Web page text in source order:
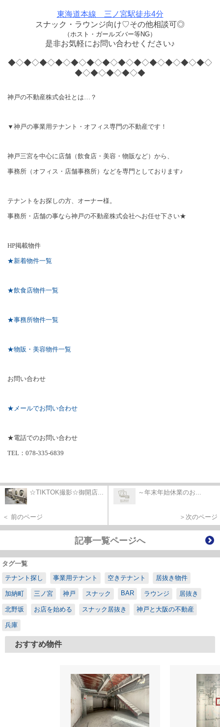
東海道本線 三ノ宮駅徒歩4分
スナック・ラウンジ向け♡その他相談可◎
（ホスト・ガールズバー等NG）
是非お気軽にお問い合わせください♪
◆◇◆◇◆◇◆◇◆◇◆◇◆◇◆◇◆◇◆◇◆◇◆◇◆◇
◆◇◆◇◆◇◆◇◆
神戸の不動産株式会社とは…？
▼神戸の事業用テナント・オフィス専門の不動産です！
神戸三宮を中心に店舗（飲食店・美容・物販など）から、
事務所（オフィス・店舗事務所）などを専門としております♪
テナントをお探しの方、オーナー様。
事務所・店舗の事なら神戸の不動産株式会社へお任せ下さい★
HP掲載物件
★新着物件一覧
★飲食店物件一覧
★事務所物件一覧
★物販・美容物件一覧
お問い合わせ
★メールでお問い合わせ
★電話でのお問い合わせ
TEL ： 078-335-6839
☆TIKTOK撮影☆御開店...
＜ 前のページ
～年末年始休業のお...
＞次のページ
記事一覧ページへ
タグ一覧
テナント探し
事業用テナント 空きテナント 居抜き物件
加納町 三ノ宮 神戸 スナック BAR ラウンジ 居抜き
北野坂 お店を始める スナック居抜き 神戸と大阪の不動産
兵庫
おすすめ物件